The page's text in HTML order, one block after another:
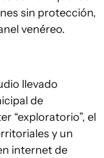
sin protección,
venéreo.
llevado
de
“exploratorio”, el
y un
internet de